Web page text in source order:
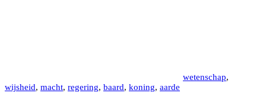
wetenschap,
wijsheid, macht, regering, baard, koning, aarde